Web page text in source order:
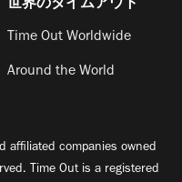
世界のタイムアウト
Time Out Worldwide
Around the World
affiliated companies owned
Time Out is a registered